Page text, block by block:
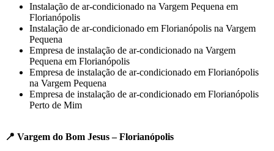
Instalação de ar-condicionado na Vargem Pequena em
Florianópolis
Instalação de ar-condicionado em Florianópolis na Vargem
Pequena
Empresa de instalação de ar-condicionado na Vargem
Pequena em Florianópolis
Empresa de instalação de ar-condicionado em Florianópolis
na Vargem Pequena
Empresa de instalação de ar-condicionado em Florianópolis
Perto de Mim
📍 Vargem do Bom Jesus – Florianópolis